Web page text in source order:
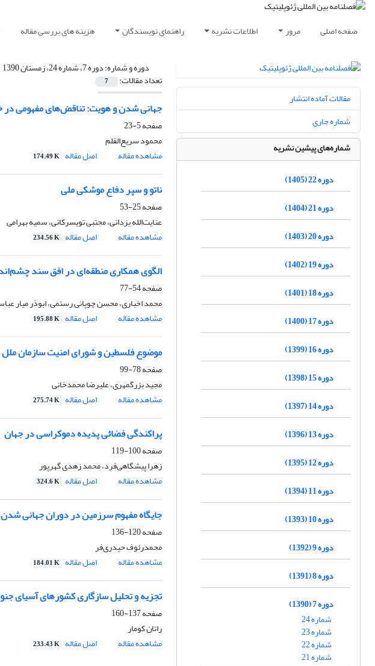
صفحه اصلی مرور اطلاعات نشریه راهنمای نویسندگان هزینه های بررسی مقاله
دوره و شماره:دوره 7، شماره 24، زمستان 1390
تعداد مقالات: 7
جهانی شدن و هویت: تناقض‌های مفهومی در
صفحه5-23
محمود سریع‌القلم
مشاهده مقاله
اصل مقاله 174.49 K
ناتو و سپر دفاع موشکی ملی
صفحه25-53
عنایت‌الله یزدانی، مجتبی تویسرکانی، سمیه بهرامی
مشاهده مقاله
اصل مقاله 234.56 K
الگوی همکاری منطقه‌ای در افق سند
صفحه54-77
محمد اخباری، محسن چوپانی رستمی، ابوذر میار
مشاهده مقاله
اصل مقاله 195.88 K
موضوع فلسطین و شورای امنیت سازمان ملل
صفحه78-99
مجید بزرگمهری، علیرضا محمدخانی
مشاهده مقاله
اصل مقاله 275.74 K
پراکندگی فضائی پدیده دموکراسی در جهان
صفحه100-119
زهرا پیشگاهی‌فرد، محمد زهدی گهرپور
مشاهده مقاله
اصل مقاله 324.6 K
جایگاه مفهوم سرزمین در دوران جهانی شدن
صفحه120-136
محمدرئوف حیدری‌فر
مشاهده مقاله
اصل مقاله 184.01 K
تجزیه و تحلیل سازگاری کشورهای آسیای
صفحه137-160
راتان کومار
مشاهده مقاله
اصل مقاله 233.43 K
مقالات آماده انتشار
شماره جاری
شماره‌های پیشین نشریه
دوره 22 (1405)
دوره 21 (1404)
دوره 20 (1403)
دوره 19 (1402)
دوره 18 (1401)
دوره 17 (1400)
دوره 16 (1399)
دوره 15 (1398)
دوره 14 (1397)
دوره 13 (1396)
دوره 12 (1395)
دوره 11 (1394)
دوره 10 (1393)
دوره 9 (1392)
دوره 8 (1391)
دوره 7 (1390)
شماره 24
شماره 23
شماره 22
شماره 21